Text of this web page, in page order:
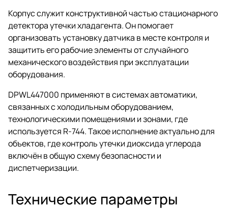
Корпус служит конструктивной частью стационарного
детектора утечки хладагента. Он помогает
организовать установку датчика в месте контроля и
защитить его рабочие элементы от случайного
механического воздействия при эксплуатации
оборудования.
DPWL447000 применяют в системах автоматики,
связанных с холодильным оборудованием,
технологическими помещениями и зонами, где
используется R-744. Такое исполнение актуально для
объектов, где контроль утечки диоксида углерода
включён в общую схему безопасности и
диспетчеризации.
Технические параметры